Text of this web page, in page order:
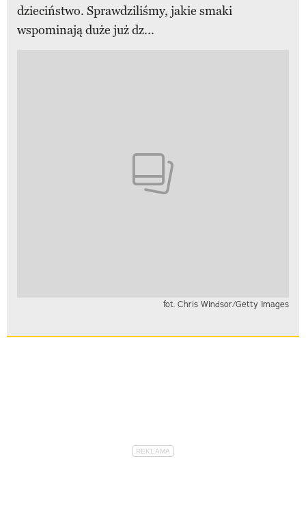
dzieciństwo. Sprawdziliśmy, jakie smaki
wspominają duże już dz...
fot. Chris Windsor/Getty Images